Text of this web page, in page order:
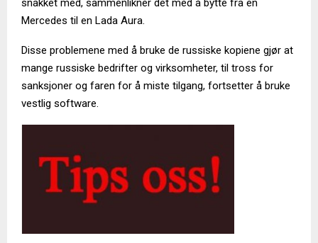
snakket med, sammenlikner det med å bytte fra en
Mercedes til en Lada Aura.
Disse problemene med å bruke de russiske kopiene gjør at
mange russiske bedrifter og virksomheter, til tross for
sanksjoner og faren for å miste tilgang, fortsetter å bruke
vestlig software.